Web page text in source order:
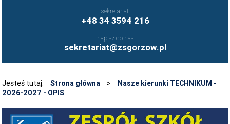
sekretariat
+48 34 3594 216
napisz do nas
sekretariat@zsgorzow.pl
UCZNIOWIE ZS GORZÓW ŚLĄSKI - FB
FRYZJERSTWO NASZEJ SZKOŁY - FB
O SZKOLE
GALERIA ZDJĘĆ 2020-2026
Jesteś tutaj: Strona główna >
Nasze kierunki TECHNIKUM -
2026-2027 - OPIS